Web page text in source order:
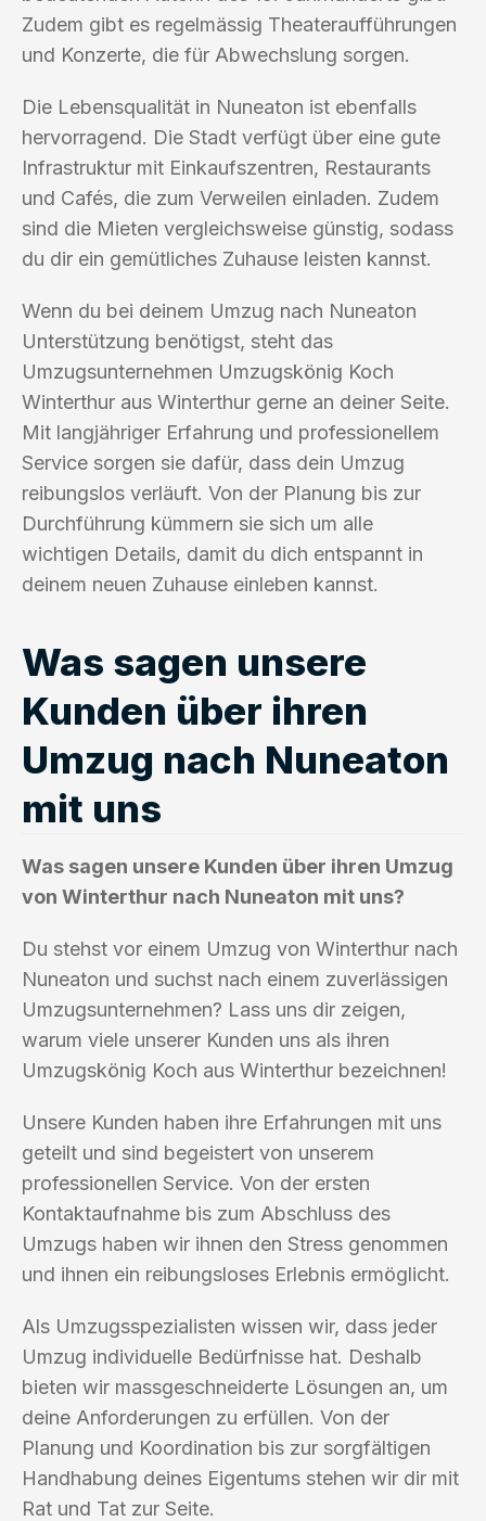
Zudem gibt es regelmässig Theateraufführungen
und Konzerte, die für Abwechslung sorgen.
Die Lebensqualität in Nuneaton ist ebenfalls
hervorragend. Die Stadt verfügt über eine gute
Infrastruktur mit Einkaufszentren, Restaurants
und Cafés, die zum Verweilen einladen. Zudem
sind die Mieten vergleichsweise günstig, sodass
du dir ein gemütliches Zuhause leisten kannst.
Wenn du bei deinem Umzug nach Nuneaton
Unterstützung benötigst, steht das
Umzugsunternehmen Umzugskönig Koch
Winterthur aus Winterthur gerne an deiner Seite.
Mit langjähriger Erfahrung und professionellem
Service sorgen sie dafür, dass dein Umzug
reibungslos verläuft. Von der Planung bis zur
Durchführung kümmern sie sich um alle
wichtigen Details, damit du dich entspannt in
deinem neuen Zuhause einleben kannst.
Was sagen unsere
Kunden über ihren
Umzug nach Nuneaton
mit uns
Was sagen unsere Kunden über ihren Umzug
von Winterthur nach Nuneaton mit uns?
Du stehst vor einem Umzug von Winterthur nach
Nuneaton und suchst nach einem zuverlässigen
Umzugsunternehmen? Lass uns dir zeigen,
warum viele unserer Kunden uns als ihren
Umzugskönig Koch aus Winterthur bezeichnen!
Unsere Kunden haben ihre Erfahrungen mit uns
geteilt und sind begeistert von unserem
professionellen Service. Von der ersten
Kontaktaufnahme bis zum Abschluss des
Umzugs haben wir ihnen den Stress genommen
und ihnen ein reibungsloses Erlebnis ermöglicht.
Als Umzugsspezialisten wissen wir, dass jeder
Umzug individuelle Bedürfnisse hat. Deshalb
bieten wir massgeschneiderte Lösungen an, um
deine Anforderungen zu erfüllen. Von der
Planung und Koordination bis zur sorgfältigen
Handhabung deines Eigentums stehen wir dir mit
Rat und Tat zur Seite.